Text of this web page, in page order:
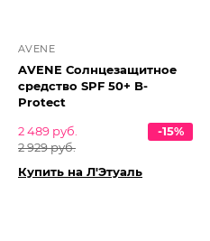
AVENE
AVENE Солнцезащитное
средство SPF 50+ B-
Protect
2 489 руб.
2 929 руб.
-15%
Купить на Л'Этуаль